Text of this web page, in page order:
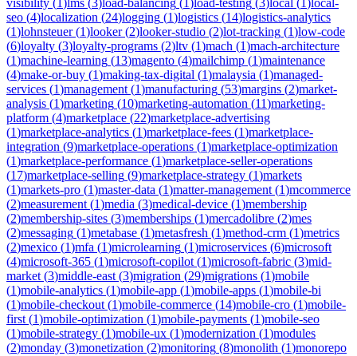
seo (4)localization (24)logging (1)logistics (14)logistics-analytics
(1)lohnsteuer(1)looker(2)looker-studio (2)lot-tracking (1)low-code
(6)loyalty (3)loyalty-programs (2)ltv (1)mach (1)mach-architecture
(1)machine-learning (13)magento (4)mailchimp (1)maintenance
(4)make-or-buy (1)making-tax-digital (1)malaysia (1)managed-
services (1)management (1)manufacturing (53)margins (2)market-
analysis (1)marketing (10)marketing-automation (11)marketing-
platform (4)marketplace (22)marketplace-advertising
(1)marketplace-analytics (1)marketplace-fees (1)marketplace-
integration (9)marketplace-operations (1)marketplace-optimization
(1)marketplace-performance (1)marketplace-seller-operations
(17)marketplace-selling (9)marketplace-strategy (1)markets
(1)markets-pro (1)master-data (1)matter-management (1)mcommerce
(2)measurement (1)media (3)medical-device (1)membership
(2)membership-sites (3)memberships (1)mercadolibre (2)mes
(2)messaging (1)metabase (1)metasfresh (1)method-crm (1)metrics
(2)mexico (1)mfa (1)microlearning (1)microservices (6)microsoft
(4)microsoft-365 (1)microsoft-copilot (1)microsoft-fabric (3)mid-
market (3)middle-east (3)migration (29)migrations (1)mobile
(1)mobile-analytics (1)mobile-app (1)mobile-apps (1)mobile-bi
(1)mobile-checkout (1)mobile-commerce (14)mobile-cro (1)mobile-
first (1)mobile-optimization (1)mobile-payments (1)mobile-seo
(1)mobile-strategy (1)mobile-ux (1)modernization (1)modules
(2)monday (3)monetization (2)monitoring (8)monolith (1)monorepo